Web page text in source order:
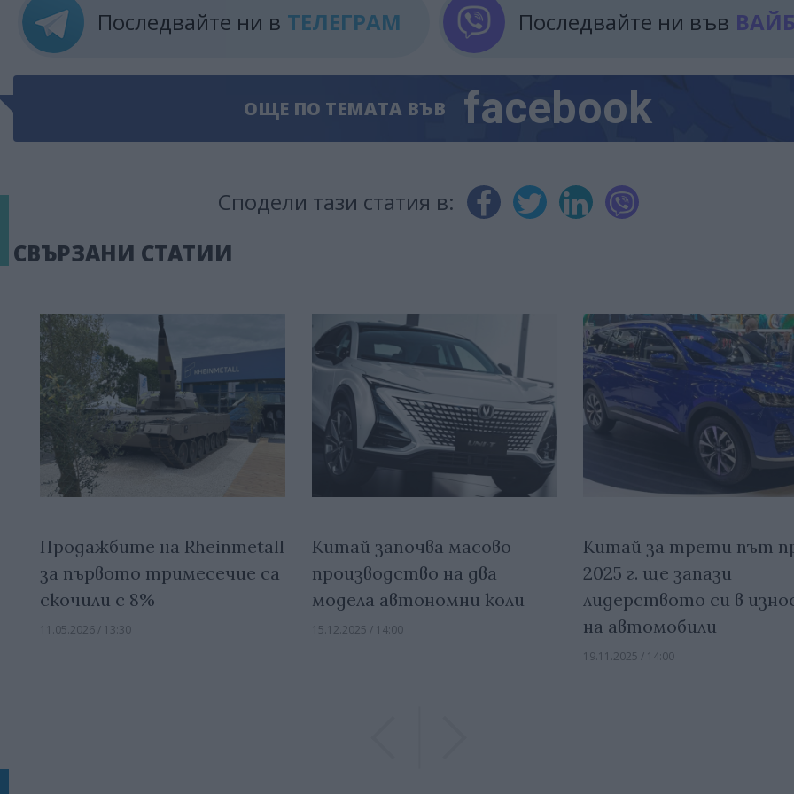
Последвайте ни в ТЕЛЕГРАМ Последвайте ни във
ОЩЕ ПО ТЕМАТА ВЪВ facebook
Сподели тази статия в:
СВЪРЗАНИ СТАТИИ
Продажбите на Rheinmetall
за първото тримесечие са
скочили с 8%
11.05.2026 / 13:30
Китай започва масово
производство на два
модела автономни коли
15.12.2025 / 14:00
Китай за трети път
2025 г. ще запази
лидерството си в
на автомобили
19.11.2025 / 14:00